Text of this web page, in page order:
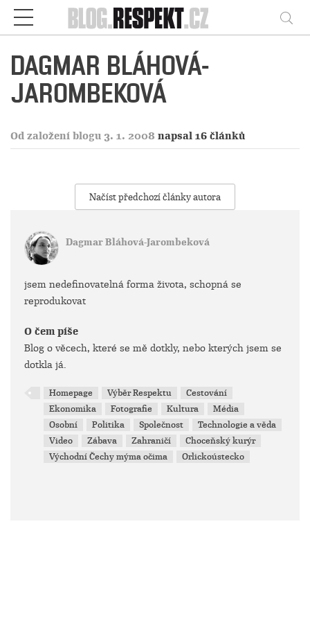
Respekt
DAGMAR BLÁHOVÁ-
JAROMBEKOVÁ
Od založení blogu 3. 1. 2008 napsal 16 článků
Načíst předchozí články autora
Dagmar Bláhová-Jarombeková
jsem nedefinovatelná forma života, schopná se
reprodukovat
O čem píše
Blog o věcech, které se mě dotkly, nebo kterých jsem se
dotkla já.
Homepage Výběr Respektu
Cestování
Ekonomika
Fotografie Kultura
Média
Osobní
Politika Společnost
Technologie a věda
Video
Zábava Zahraničí
Choceňský kurýr
Východní Čechy mýma očima
Orlickoústecko